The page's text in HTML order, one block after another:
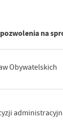
na
Obywatelskich